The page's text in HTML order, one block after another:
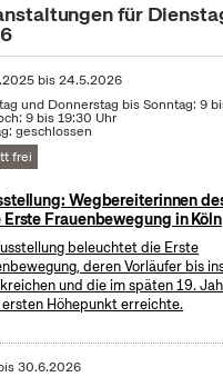
für
bis24.5.2026
und Donnerstag bis Sonntag: 9
9 bis 19:30 Uhr
geschlossen
frei
Wegbereiterinnen
Erste Frauenbewegung in Köln
beleuchtet die Erste
deren Vorläufer bis
und die im späten 19.
ersten Höhepunkt erreichte.
30.6.2026